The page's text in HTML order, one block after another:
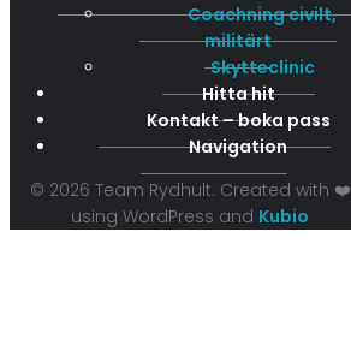
Coachning civilt,
militärt
Skytteclinic
Hitta hit
Kontakt – boka pass
Navigation
© 2026 Team Rydhult. Created with ❤️
using WordPress and Kubio